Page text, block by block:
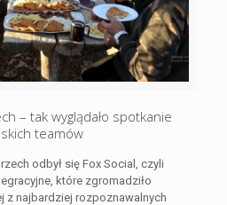
– tak wyglądało spotkanie
teamów
odbył się Fox Social, czyli
które zgromadziło
z najbardziej rozpoznawalnych